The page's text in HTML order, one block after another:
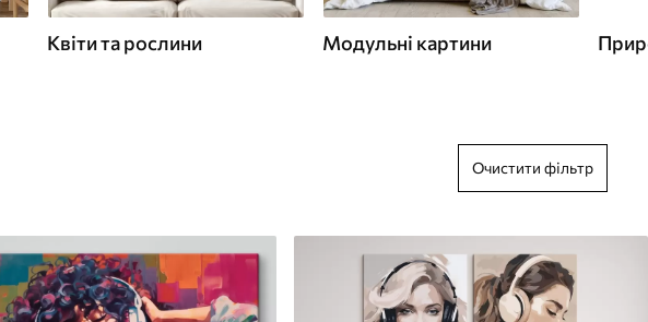
Квіти та рослини Модульні картини
Очистити фільтр